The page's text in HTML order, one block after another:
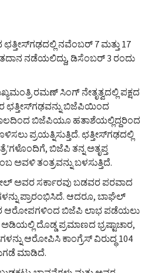
ಛತ್ತೀಸ್‌ಗಢದಲ್ಲಿ ನವೆಂಬರ್ 7 ಮತ್ತು 17
ನಡೆಯಲಿದ್ದು, ಡಿಸೆಂಬರ್ 3 ರಂದು
ರಮಣ್ ಸಿಂಗ್ ನೇತೃತ್ವದಲ್ಲಿ ಪಕ್ಷದ
ಛತ್ತೀಸ್‌ಗಢವನ್ನು ಬಿಜೆಪಿಯಿಂದ
ಬಿಜೆಪಿಯೂ ಹತಾಶೆಯಲ್ಲಿದ್ದರಿಂದ
ಪ್ರಯತ್ನಿಸುತ್ತಿದೆ. ಛತ್ತೀಸ್‌ಗಢದಲ್ಲಿ
ಬಿಜೆಪಿ ತನ್ನ ಅತೃಪ್ತ
ಅವಳಿ ತಂತ್ರವನ್ನು ಬಳಸುತ್ತಿದೆ.
ಅವರ ಸರ್ಕಾರವು ಬಡವರ ಪರವಾದ
ಪ್ರಾರಂಭಿಸಿದೆ. ಆದರೂ, ಬಾಘೆಲ್
ಆರೋಪಗಳಿಂದ ಬಿಜೆಪಿ ಲಾಭ ಪಡೆಯಲು
ದೊಡ್ಡ ಪ್ರಮಾಣದ ಭ್ರಷ್ಟಾಚಾರ,
ಆರೋಪಿಸಿ ಕಾಂಗ್ರೆಸ್ ವಿರುದ್ಧ 104
ಮಾಡಿದೆ.